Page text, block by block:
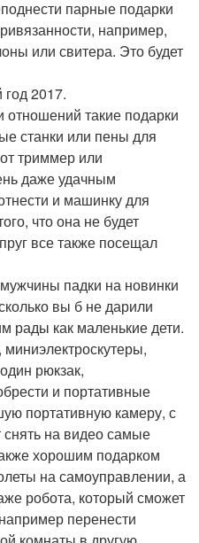
парные подарки
например,
или свитера. Это будет
2017.
такие подарки
станки или пены для
триммер или
даже удачным
и машинку для
что она не будет
все также посещал
падки на новинки
вы б не дарили
рады как маленькие дети.
рюкзак,
и портативные
портативную камеру, с
на видео самые
хорошим подарком
на самоуправлении, а
робота, который сможет
перенести